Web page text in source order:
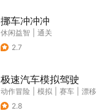
挪车冲冲冲
休闲益智
通关
2.7
极速汽车模拟驾驶
动作冒险 模拟 赛车
漂移
2.8